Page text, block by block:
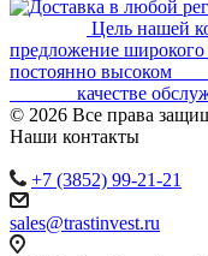
Цель нашей
предложение широкого
постоянно высоком
качестве
© 2026 Все права
Наши контакты
+7 (3852) 99-21-21
sales@trastinvest.ru